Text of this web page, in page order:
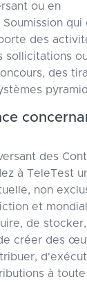
ou en
qui
des
sollicitations
des
des
à TeleTest
non
et
de
créer des
à